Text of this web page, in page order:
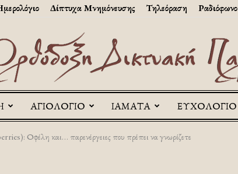
Δίπτυχα Μνημόνευσης Τηλεόραση Ραδιόφωνο
Askitikon
ΑΓΙΟΛΟΓΙΟ ΙΑΜΑΤΑ ΕΥΧΟΛΟΓΙΟ
Οφέλη και… παρενέργειες που πρέπει να γνωρίζετε